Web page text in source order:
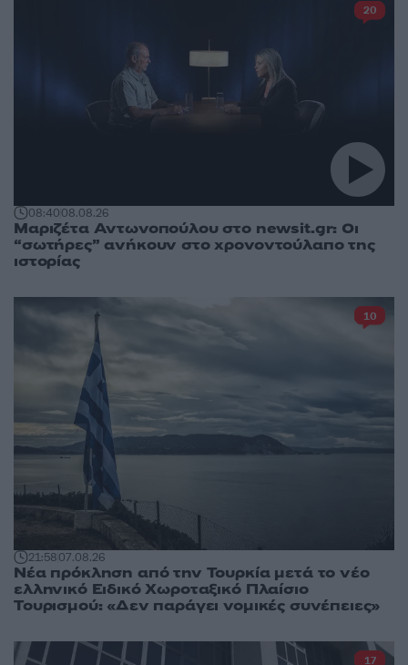
08:4008.08.26
Μαριζέτα Αντωνοπούλου στο newsit.gr: Οι
“σωτήρες” ανήκουν στο χρονοντούλαπο της
ιστορίας
20
21:5807.08.26
Νέα πρόκληση από την Τουρκία μετά το νέο
ελληνικό Ειδικό Χωροταξικό Πλαίσιο
Τουρισμού: «Δεν παράγει νομικές συνέπειες»
10
17